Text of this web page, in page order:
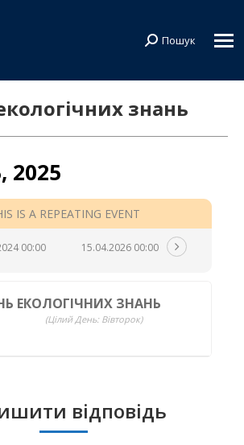
Search:
Пошук
знань
2025
IS A REPEATING EVENT
00:00 15.04.2026 00:00
ЕКОЛОГІЧНИХ ЗНАНЬ
(Цілий День: Вівторок)
відповідь